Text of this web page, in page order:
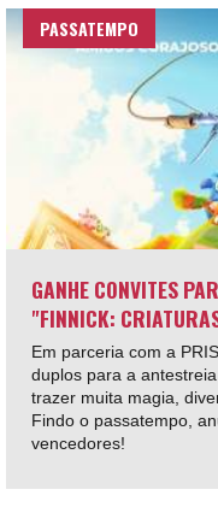
PASSATEMPO
GANHE CONVITES
"FINNICK:
Em parceria com a
duplos para a
trazer muita magia,
Findo o passatempo,
vencedores!